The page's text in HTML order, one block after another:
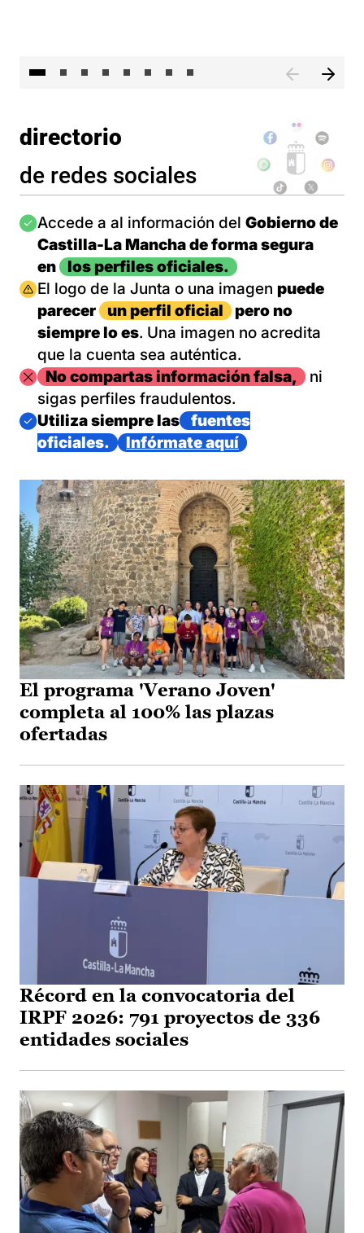
directorio
de redes sociales
Imagen
Accede a al información del Gobierno de
Castilla-La Mancha de forma segura
en
los perfiles oficiales.
Imagen
El logo de la Junta o una imagen puede
parecer
un perfil oficial
pero no
siempre lo es. Una imagen no acredita
que la cuenta sea auténtica.
ImagenNo compartas información falsa,
ni
sigas perfiles fraudulentos.
Imagen
Utiliza siempre las
fuentes
oficiales.
Infórmate aquí
El programa 'Verano Joven'
completa al 100% las plazas
ofertadas
Récord en la convocatoria del
IRPF 2026: 791 proyectos de 336
entidades sociales